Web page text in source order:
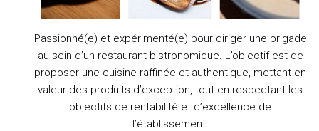
Passionné(e) et expérimenté(e) pour diriger une brigade
au sein d’un restaurant bistronomique. L’objectif est de
proposer une cuisine raffinée et authentique, mettant en
valeur des produits d’exception, tout en respectant les
objectifs de rentabilité et d’excellence de
l’établissement.